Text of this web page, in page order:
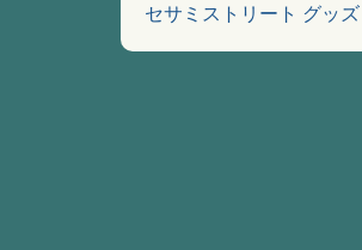
セサミストリート グッ